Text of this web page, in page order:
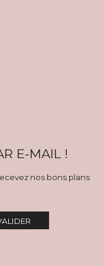
E-MAIL !
nos bons plans